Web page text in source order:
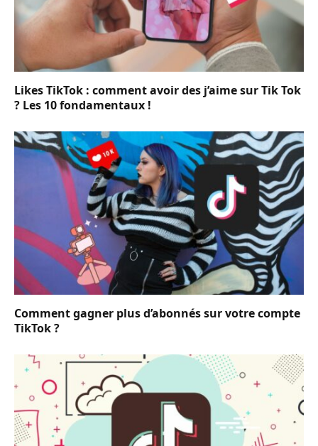
Likes TikTok : comment avoir des j’aime sur Tik Tok
? Les 10 fondamentaux !
Comment gagner plus d’abonnés sur votre compte
TikTok ?